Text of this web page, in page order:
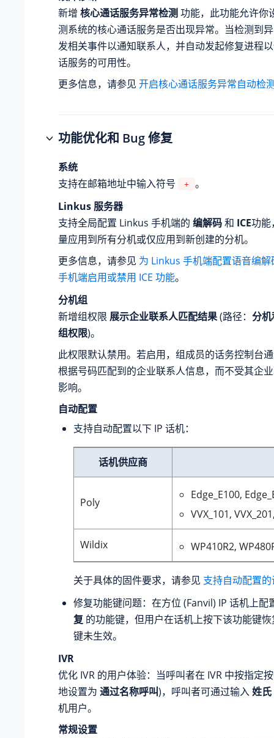
新增 核心通话服务异常检测 功能，此功能允许你
测系统的核心通话服务是否出现异常。当检测到
发相关事件以通知联系人，并自动发起修复进程
话服务的可用性。
更多信息，请参见 开启核心通话服务异常自动检
功能优化和 Bug 修复
系统
支持在邮箱地址中输入符号
+ 。
Linkus 服务器
支持全局配置 Linkus 手机端的 编解码和 ICE功能
量应用到所有分机或仅应用到新创建的分机。
更多信息，请参见 为 Linkus 手机端配置语音编解
手机端启用或禁用 ICE 功能。
分机组
新增组权限 展示企业联系人匹配结果(路径： 分
组权限)。
此权限默认禁用。若启用，组成员的话务控制台
根据号码匹配到的企业联系人信息，而不受其企
影响。
自动配置
支持自动配置以下 IP 话机：
话机供应商
Poly
Edge_E100,
VVX_101,
Wildix WP410R2,
关于具体的固件要求，请参见 支持自动配置
修复功能键问题：在方位 (Fanvil) IP 话机上配
复 的功能键，但用户在话机上按下该功能键
键未生效。
IVR
优化 IVR 的用户体验：当呼叫者在 IVR 中按指定
地设置为 通过名称呼叫)，呼叫者可通过输入姓氏
机用户。
常规设置